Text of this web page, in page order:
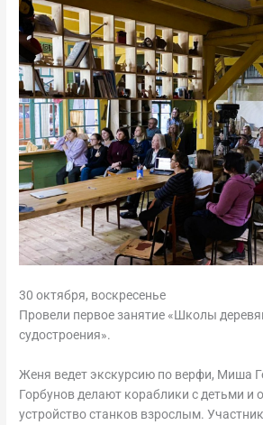
30 октября, воскресенье
Провели первое занятие «Школы
судостроения».
Женя ведет экскурсию по верфи, Миша
Горбунов делают кораблики с детьми и
устройство станков взрослым.